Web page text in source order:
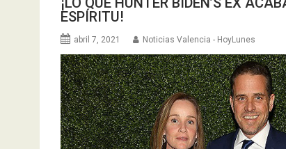
ESPÍRITU!
abril 7, 2021 Noticias Valencia - HoyLunes